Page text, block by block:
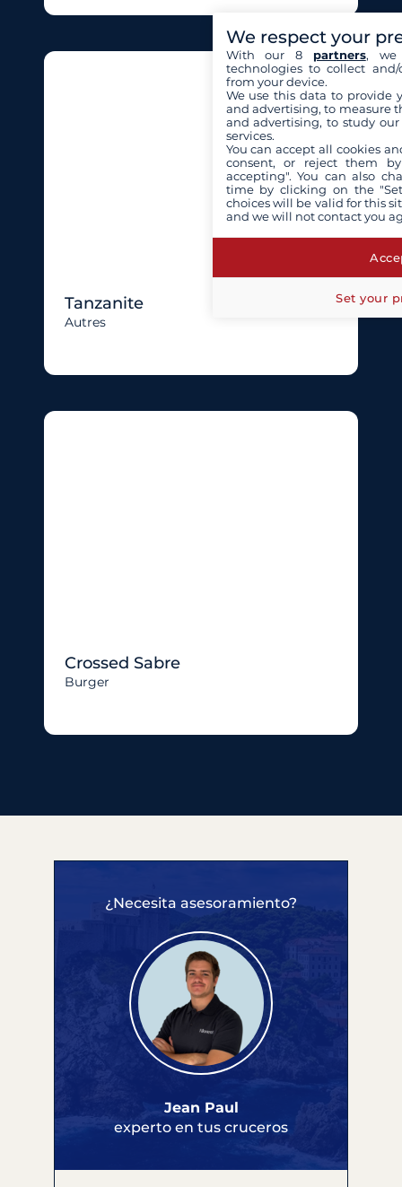
Tanzanite
Autres
Crossed Sabre
Burger
¿Necesita asesoramiento?
Jean Paul
experto en tus cruceros
We respect your
With our 8 partners, we
technologies to collect
from your device.
We use this data to provide
and advertising, to measure
and advertising, to study
services.
You can accept all cookies
consent, or reject them
accepting". You can also
time by clicking on the
choices will be valid for this
and we will not contact you
Set your